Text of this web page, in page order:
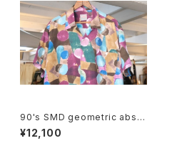
90's SMD geometric abstr
act rayon open-collar Shirt
"Made in JAPAN"
¥12,100